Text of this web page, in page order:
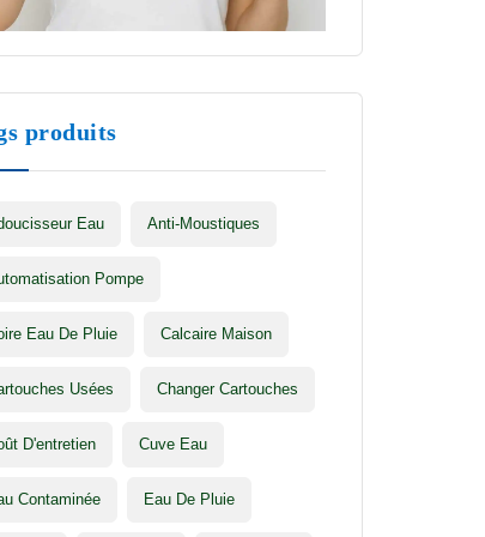
produits
Eau Anti-Moustiques
Pompe
Eau De Pluie Calcaire Maison
Usées Changer Cartouches
D'entretien Cuve Eau
Contaminée Eau De Pluie